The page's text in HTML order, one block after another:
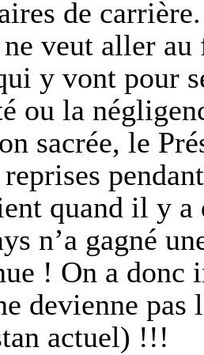
de
veut aller
y vont pour
ou la
sacrée, le
quand il y a
n’a gagné
! On a donc
devienne
actuel) !!!